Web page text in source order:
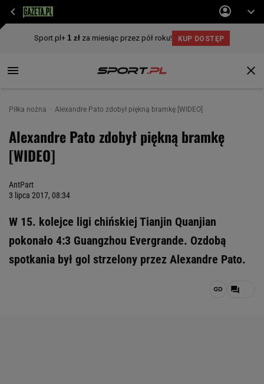
Piłka nożna Alexandre Pato zdobył piękną bramkę [WIDEO]
Alexandre Pato zdobył piękną bramkę
[WIDEO]
AntPart
3 lipca 2017, 08:34
W 15. kolejce ligi chińskiej Tianjin Quanjian
pokonało 4:3 Guangzhou Evergrande. Ozdobą
spotkania był gol strzelony przez Alexandre Pato.